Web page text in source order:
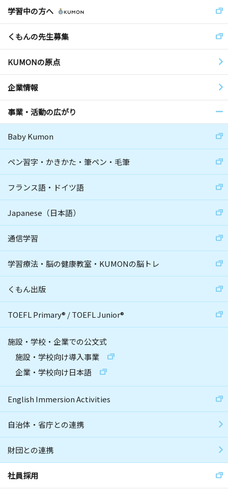
学習中の方へ
くもんの先生募集
KUMONの原点
企業情報
事業・活動の広がり
Baby Kumon
ペン習字・かきかた・筆ペン・毛筆
フランス語・ドイツ語
Japanese（日本語）
通信学習
学習療法・脳の健康教室・KUMONの脳トレ
くもん出版
TOEFL Primary® /TOEFL Junior®
施設・学校・企業での公文式
施設・学校向け導入事業
企業・学校向け日本語
English Immersion Activities
自治体・省庁との連携
財団との連携
社員採用